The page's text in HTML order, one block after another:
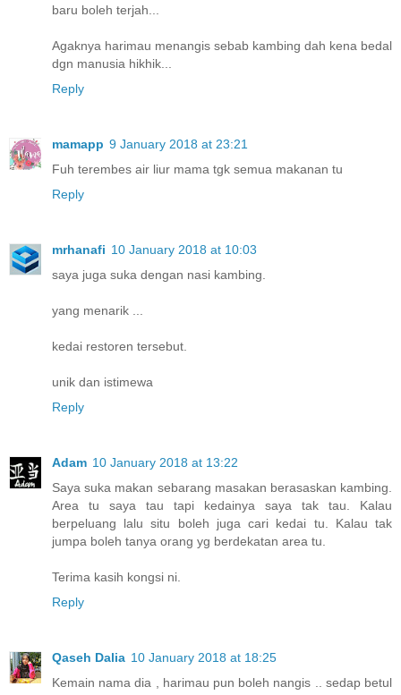
baru boleh terjah...
Agaknya harimau menangis sebab kambing dah kena bedal
dgn manusia hikhik...
Reply
mamapp 9 January 2018 at 23:21
Fuh terembes air liur mama tgk semua makanan tu
Reply
mrhanafi 10 January 2018 at 10:03
saya juga suka dengan nasi kambing.
yang menarik ...
kedai restoren tersebut.
unik dan istimewa
Reply
Adam 10 January 2018 at 13:22
Saya suka makan sebarang masakan berasaskan kambing.
Area tu saya tau tapi kedainya saya tak tau. Kalau
berpeluang lalu situ boleh juga cari kedai tu. Kalau tak
jumpa boleh tanya orang yg berdekatan area tu.
Terima kasih kongsi ni.
Reply
Qaseh Dalia 10 January 2018 at 18:25
Kemain nama dia , harimau pun boleh nangis .. sedap betul